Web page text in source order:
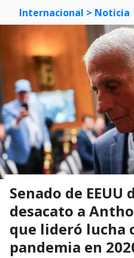
Internacional > Noticia
Senado de EEUU
desacato a
que lideró lucha
pandemia en